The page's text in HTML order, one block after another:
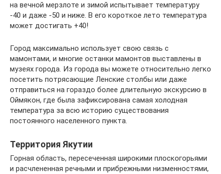
на вечной мерзлоте и зимой испытывает температуру
-40 и даже -50 и ниже. В его короткое лето температура
может достигать +40!
Город максимально использует свою связь с
мамонтами, и многие останки мамонтов выставлены в
музеях города. Из города вы можете относительно легко
посетить потрясающие Ленские столбы или даже
отправиться на гораздо более длительную экскурсию в
Оймякон, где была зафиксирована самая холодная
температура за всю историю существования
постоянного населенного пункта.
Территория Якутии
Горная область, пересеченная широкими плоскогорьями
и расчлененная речными и прибрежными низменностями,